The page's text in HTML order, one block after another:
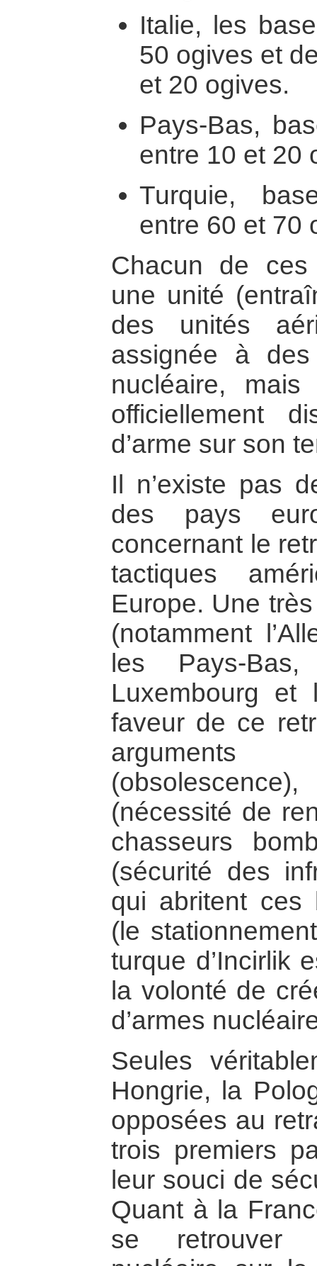
Italie, les
50 ogives et
et 20 ogives.
Pays-Bas,
entre 10 et 20
Turquie,
entre 60 et 70
Chacun de
une unité
des unités
assignée à
nucléaire,
officiellement
d’arme sur son
Il n’existe pas
des pays
concernant le
tactiques
Europe. Une
(notamment
les Pays-
Luxembourg
faveur de ce
(nécessité de
chasseurs
(sécurité des
qui abritent ces
(le
turque d’Incirlik
la volonté de
d’armes
Seules
Hongrie, la
opposées au
trois premiers
leur souci de
Quant à la
se retrouver